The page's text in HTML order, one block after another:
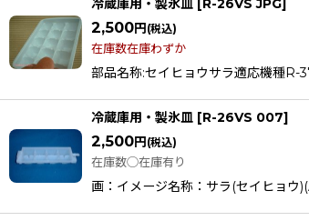
冷蔵庫用・製氷皿 [R-26VS JPG]
2,500円 (税込)
在庫数在庫わずか
部品名称:セイヒョウサラ適応機
冷蔵庫用・製氷皿 [R-26VS 007]
2,500円 (税込)
在庫数◯在庫有り
画：イメージ名称：サラ(セイヒョ